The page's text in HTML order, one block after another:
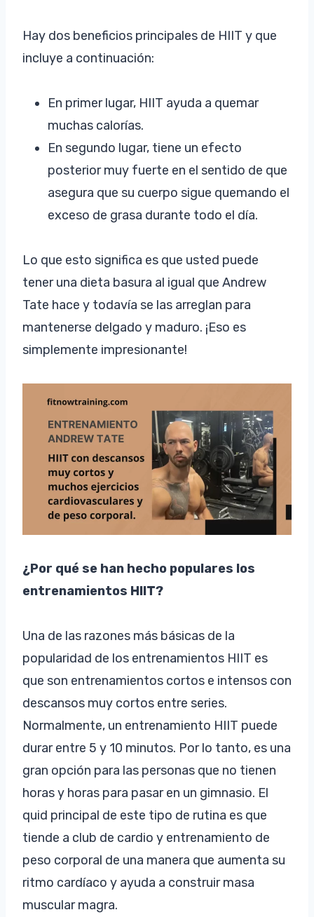
Hay dos beneficios principales de HIIT y que
incluye a continuación:
En primer lugar, HIIT ayuda a quemar
muchas calorías.
En segundo lugar, tiene un efecto
posterior muy fuerte en el sentido de que
asegura que su cuerpo sigue quemando el
exceso de grasa durante todo el día.
Lo que esto significa es que usted puede
tener una dieta basura al igual que Andrew
Tate hace y todavía se las arreglan para
mantenerse delgado y maduro. ¡Eso es
simplemente impresionante!
¿Por qué se han hecho populares los
entrenamientos HIIT?
Una de las razones más básicas de la
popularidad de los entrenamientos HIIT es
que son entrenamientos cortos e intensos con
descansos muy cortos entre series.
Normalmente, un entrenamiento HIIT puede
durar entre 5 y 10 minutos. Por lo tanto, es una
gran opción para las personas que no tienen
horas y horas para pasar en un gimnasio. El
quid principal de este tipo de rutina es que
tiende a club de cardio y entrenamiento de
peso corporal de una manera que aumenta su
ritmo cardíaco y ayuda a construir masa
muscular magra.